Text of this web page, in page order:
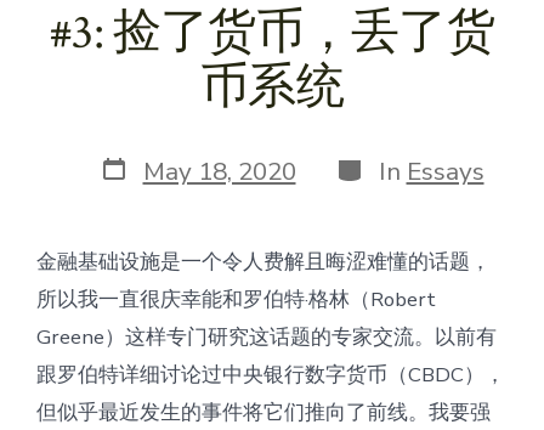
#3: 捡了货币，丢了货
币系统
Post
date
May 18, 2020 Categories
In Essays
金融基础设施是一个令人费解且晦涩难懂的话题，
所以我一直很庆幸能和罗伯特·格林（Robert
Greene）这样专门研究这话题的专家交流。以前有
跟罗伯特详细讨论过中央银行数字货币（CBDC），
但似乎最近发生的事件将它们推向了前线。我要强